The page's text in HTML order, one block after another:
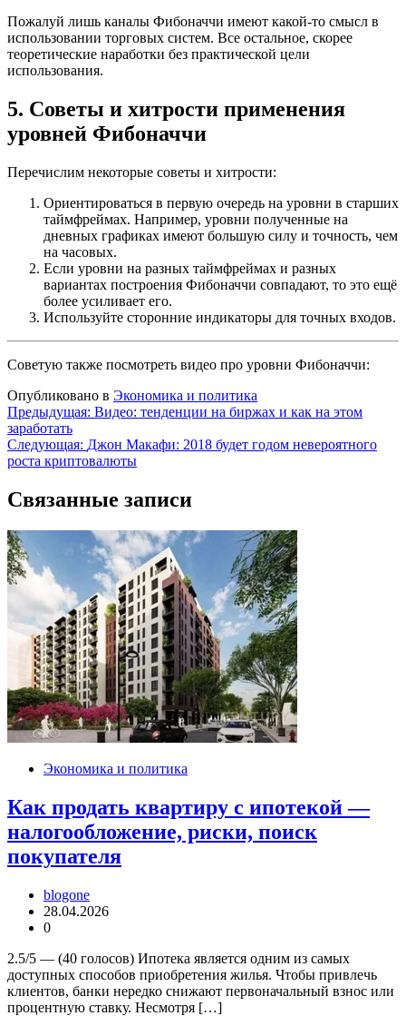
Пожалуй лишь каналы Фибоначчи имеют какой-то смысл в
использовании торговых систем. Все остальное, скорее
теоретические наработки без практической цели
использования.
5. Советы и хитрости применения
уровней Фибоначчи
Перечислим некоторые советы и хитрости:
Ориентироваться в первую очередь на уровни в старших
таймфреймах. Например, уровни полученные на
дневных графиках имеют большую силу и точность, чем
на часовых.
Если уровни на разных таймфреймах и разных
вариантах построения Фибоначчи совпадают, то это ещё
более усиливает его.
Используйте сторонние индикаторы для точных входов.
Советую также посмотреть видео про уровни Фибоначчи:
Опубликовано в Экономика и политика
Навигация
по
записям
Предыдущая: Видео: тенденции на биржах и как на этом
заработать
Следующая: Джон Макафи: 2018 будет годом невероятного
роста криптовалюты
Связанные записи
Экономика и политика
Как продать квартиру с ипотекой —
налогообложение, риски, поиск
покупателя
blogone
28.04.2026
0
2.5/5 — (40 голосов) Ипотека является одним из самых
доступных способов приобретения жилья. Чтобы привлечь
клиентов, банки нередко снижают первоначальный взнос или
процентную ставку. Несмотря […]